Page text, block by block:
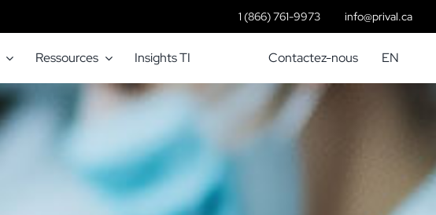
1 (866) 761-9973 info@prival.ca
Ressources Insights TI Contactez-nous EN